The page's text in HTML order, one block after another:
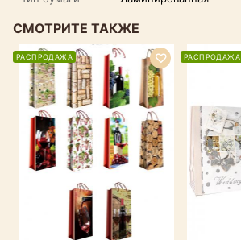
СМОТРИТЕ ТАКЖЕ
РАСПРОДАЖА РАСПРОДАЖА